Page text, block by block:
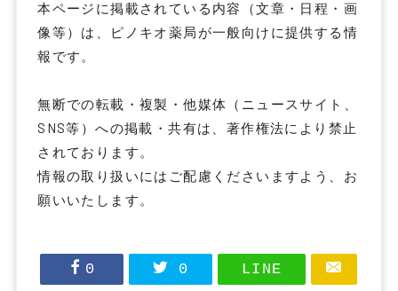
本ページに掲載されている内容（文章・日程・画
像等）は、ピノキオ薬局が一般向けに提供する情
報です。
無断での転載・複製・他媒体（ニュースサイト、
SNS等）への掲載・共有は、著作権法により禁止
されております。
情報の取り扱いにはご配慮くださいますよう、お
願いいたします。
0 0 LINE